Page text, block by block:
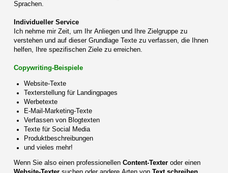
Sprachen.
Individueller Service
Ich nehme mir Zeit, um Ihr Anliegen und Ihre Zielgruppe zu
verstehen und auf dieser Grundlage Texte zu verfassen, die Ihnen
helfen, Ihre spezifischen Ziele zu erreichen.
Copywriting-Beispiele
Website-Texte
Texterstellung für Landingpages
Werbetexte
E-Mail-Marketing-Texte
Verfassen von Blogtexten
Texte für Social Media
Produktbeschreibungen
und vieles mehr!
Wenn Sie also einen professionellen Content-Texteroder einen